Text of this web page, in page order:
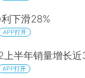
下滑28%
APP打开
上半年销量增长近
APP打开